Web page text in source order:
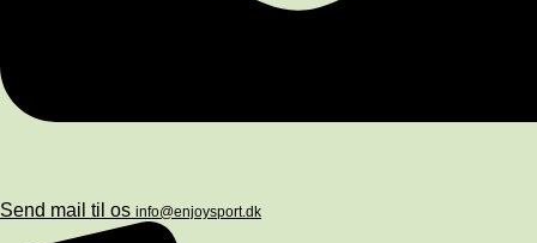
Send mail til os info@enjoysport.dk